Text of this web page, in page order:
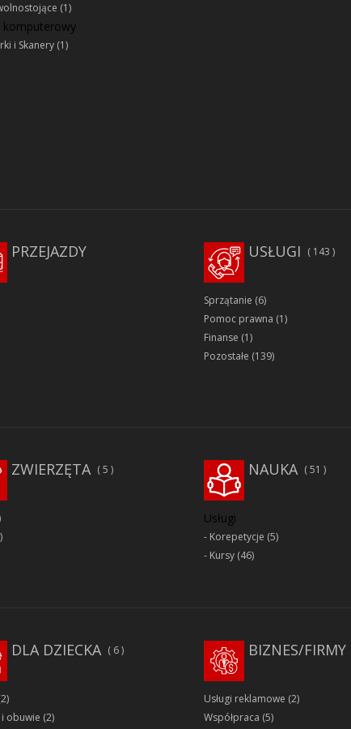
(1)
komputerowy
i Skanery(1)
PRZEJAZDY 143
USŁUGI
Sprzątanie (6)
Pomoc prawna (1)
Finanse (1)
Pozostałe (139)
ZWIERZĘTA 5 51
NAUKA
Usługi
Korepetycje (5)
Kursy (46)
6
DLA DZIECKA
obuwie (2)
BIZNES/FIRMY
Usługi reklamowe (2)
Współpraca (5)